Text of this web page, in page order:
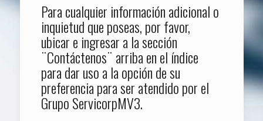
Para cualquier información adicional o
inquietud que poseas, por favor,
ubicar e ingresar a la sección
¨Contáctenos¨ arriba en el índice
para dar uso a la opción de su
preferencia para ser atendido por el
Grupo ServicorpMV3.